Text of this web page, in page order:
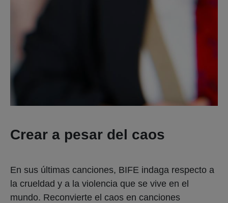
Crear a pesar del caos
En sus últimas canciones, BIFE indaga respecto a
la crueldad y a la violencia que se vive en el
mundo. Reconvierte el caos en canciones